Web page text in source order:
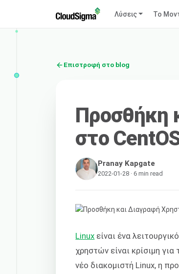
Λύσεις Το
Επιστροφή στο blog
Προσθήκη
στο
Pranay Kapgate
2022-01-28 · 6 min read
Linux είναι ένα
χρηστών είναι κρίσιμη
νέο διακομιστή Linux, η